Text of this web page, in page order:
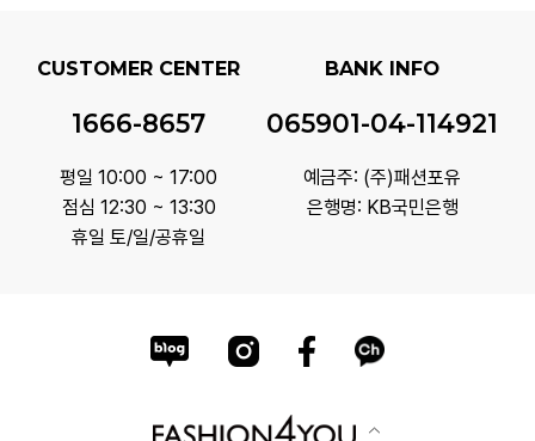
CUSTOMER CENTER
1666-8657
평일 10:00 ~ 17:00
점심 12:30 ~ 13:30
휴일 토/일/공휴일
BANK INFO
065901-04-114921
예금주: (주)패션포유
은행명: KB국민은행